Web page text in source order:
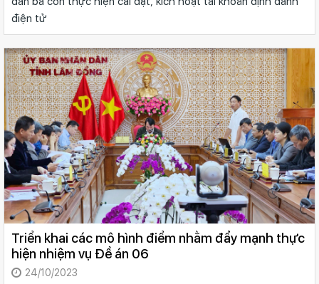
điện tử
Triển khai các mô hình điểm nhằm đẩy mạnh thực
hiện nhiệm vụ Đề án 06
24/10/2023